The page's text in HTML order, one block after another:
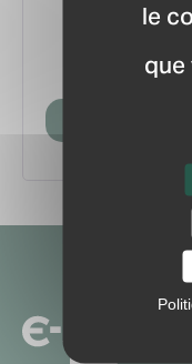
le
information
Créer mon